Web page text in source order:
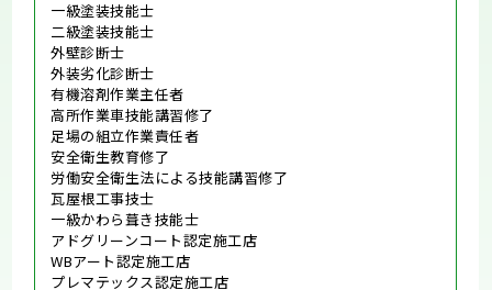
一級塗装技能士
二級塗装技能士
外壁診断士
外装劣化診断士
有機溶剤作業主任者
高所作業車技能講習修了
足場の組立作業責任者
安全衛生教育修了
労働安全衛生法による技能講習修了
瓦屋根工事技士
一級かわら葺き技能士
アドグリーンコート認定施工店
WBアート認定施工店
プレマテックス認定施工店